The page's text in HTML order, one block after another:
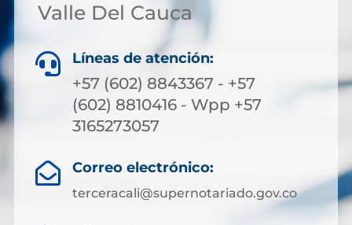
Valle Del Cauca
 Líneas de atención:
+57 (602) 8843367 - +57
(602) 8810416 - Wpp +57
3165273057
 Correo electrónico:
terceracali@supernotariado.gov.co